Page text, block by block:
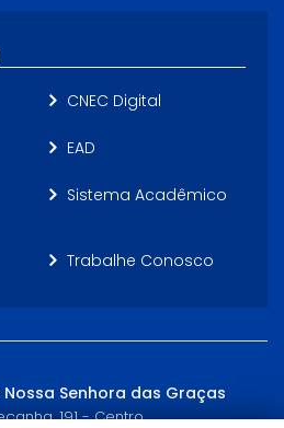
CNEC Digital
EAD
Sistema Acadêmico
Trabalhe Conosco
Senhora das Graças
191 - Centro